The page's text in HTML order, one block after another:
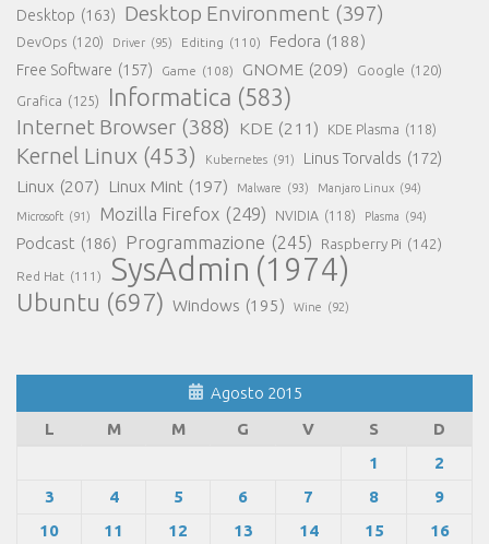
Desktop (163) Desktop Environment (397)
DevOps (120) Driver (95) Editing (110) Fedora (188)
Free Software (157) Game (108) GNOME (209) Google (120)
Grafica (125) Informatica (583)
Internet Browser (388) KDE (211) KDE Plasma (118)
Kernel Linux (453) Kubernetes (91) Linus Torvalds (172)
Linux (207) Linux Mint (197) Malware (93) Manjaro Linux (94)
Microsoft (91) Mozilla Firefox (249) NVIDIA (118) Plasma (94)
Podcast (186) Programmazione (245) Raspberry Pi (142)
Red Hat (111) SysAdmin (1974)
Ubuntu (697) Windows (195) Wine (92)
Agosto 2015
L
M M G V S
D
1
2
3
4 5 6 7 8
9
10
11 12 13 14 15 16